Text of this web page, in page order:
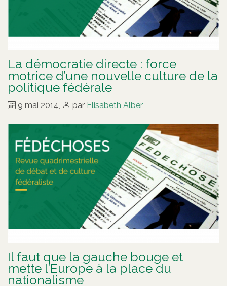
La démocratie directe : force
motrice d’une nouvelle culture de la
politique fédérale
9 mai 2014, par Elisabeth Alber
Il faut que la gauche bouge et
mette l’Europe à la place du
nationalisme